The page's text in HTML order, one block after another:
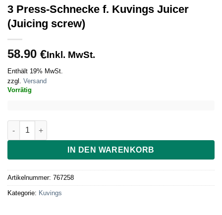
3 Press-Schnecke f. Kuvings Juicer
(Juicing screw)
58.90 €Inkl. MwSt.
Enthält 19% MwSt.
zzgl. Versand
Vorrätig
3 Press-Schnecke f. Kuvings Juicer (Juicing screw) Menge
IN DEN WARENKORB
Artikelnummer: 767258
Kategorie: Kuvings